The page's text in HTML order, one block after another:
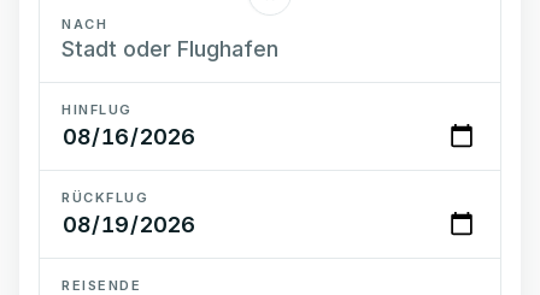
NACH
HINFLUG
RÜCKFLUG
REISENDE